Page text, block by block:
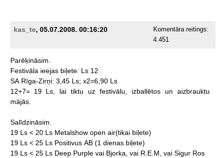
kas_te, 05.07.2008. 00:16:20
Komentāra reitings:
4.451
Parēķināsim.
Festivāla ieejas biļete: Ls 12
SA Rīga-Zirņi: 3,45 Ls; x2=6,90 Ls
12+7= 19 Ls, lai tiktu uz festivālu, izballētos un
aizbrauktu
mājās.
Salīdzināsim.
19 Ls < 20 Ls Metalshow open air(tikai biļete)
19 Ls < 25 Ls Positivus AB (1 dienas biļete)
19 Ls < 25 Ls Deep Purple vai Bjorka, vai R.E.M, vai Sigur Ros